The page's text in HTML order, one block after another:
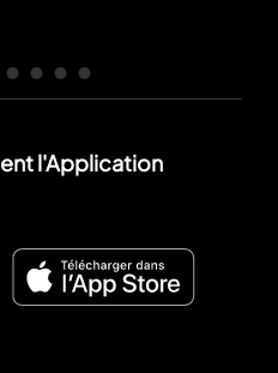
l'Application